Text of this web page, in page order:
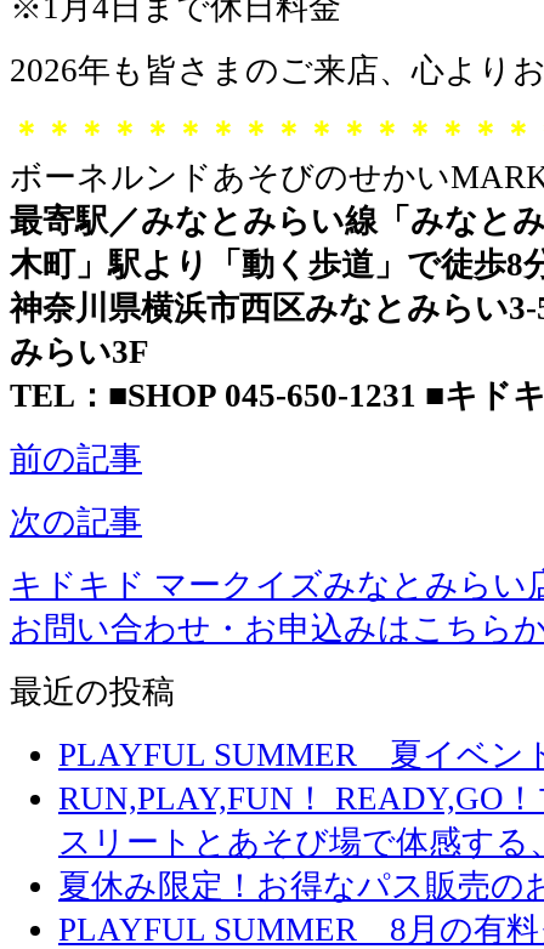
2026年も皆さまのご来店、心より
＊＊＊＊＊＊＊＊＊＊＊＊＊＊＊
ボーネルンドあそびのせかい
最寄駅／みなとみらい線「みなと
木町」駅より「動く歩道」で徒歩8
神奈川県横浜市西区みなとみらい
みらい3F
TEL：■SHOP 045-650-1231 ■キド
前の記事
次の記事
キドキド マークイズみなとみらい
お問い合わせ・お申込みはこちら
最近の投稿
PLAYFUL SUMMER 夏イベ
RUN,PLAY,FUN！ READY,GO
スリートとあそび場で体感する
夏休み限定！お得なパス販売の
PLAYFUL SUMMER 8月の有